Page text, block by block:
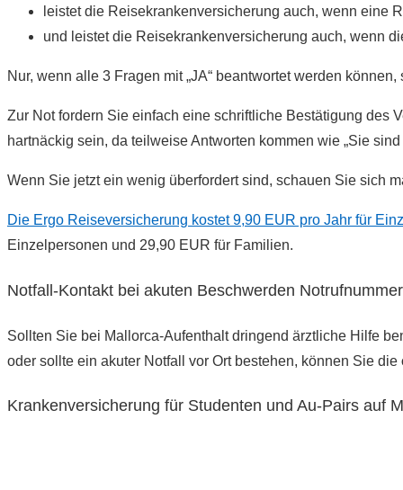
leistet die Reisekrankenversicherung auch, wenn eine
und leistet die Reisekrankenversicherung auch, wenn
Nur, wenn alle 3 Fragen mit „JA“ beantwortet werden
Zur Not fordern Sie einfach eine schriftliche Bestätigung des
hartnäckig sein, da teilweise Antworten kommen wie „Sie
Wenn Sie jetzt ein wenig überfordert sind, schauen Sie sich
Die Ergo Reiseversicherung kostet 9,90 EUR pro Jahr für
Einzelpersonen und 29,90 EUR für Familien.
Notfall­-Kontakt bei akuten Beschwerden
Sollten Sie bei Mallorca-Aufenthalt dringend ärztliche Hilfe
oder sollte ein akuter Notfall vor Ort bestehen, können Sie die
Krankenversicherung für Studenten und Au-Pairs auf